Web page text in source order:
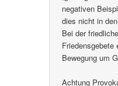
negativen
dies nicht in
Bei der
Friedensgebete
Bewegung um
Achtung